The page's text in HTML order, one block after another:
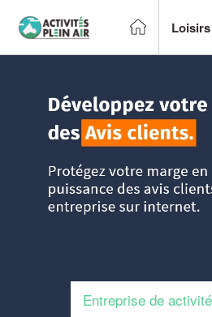
Entreprise de